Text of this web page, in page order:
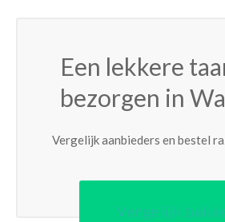
Een lekkere
bezorgen in
Vergelijk aanbieders en bestel
Vergelijk